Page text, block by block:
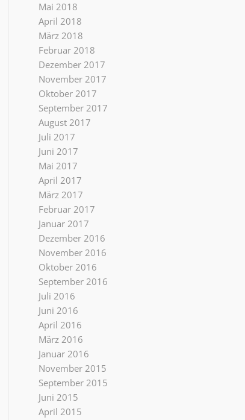
Mai 2018
April 2018
März 2018
Februar 2018
Dezember 2017
November 2017
Oktober 2017
September 2017
August 2017
Juli 2017
Juni 2017
Mai 2017
April 2017
März 2017
Februar 2017
Januar 2017
Dezember 2016
November 2016
Oktober 2016
September 2016
Juli 2016
Juni 2016
April 2016
März 2016
Januar 2016
November 2015
September 2015
Juni 2015
April 2015